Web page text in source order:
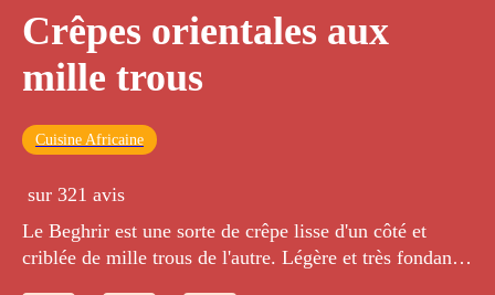
Crêpes orientales aux
mille trous
Cuisine Africaine
sur 321 avis
Le Beghrir est une sorte de crêpe lisse d'un côté et
criblée de mille trous de l'autre. Légère et très fondante,